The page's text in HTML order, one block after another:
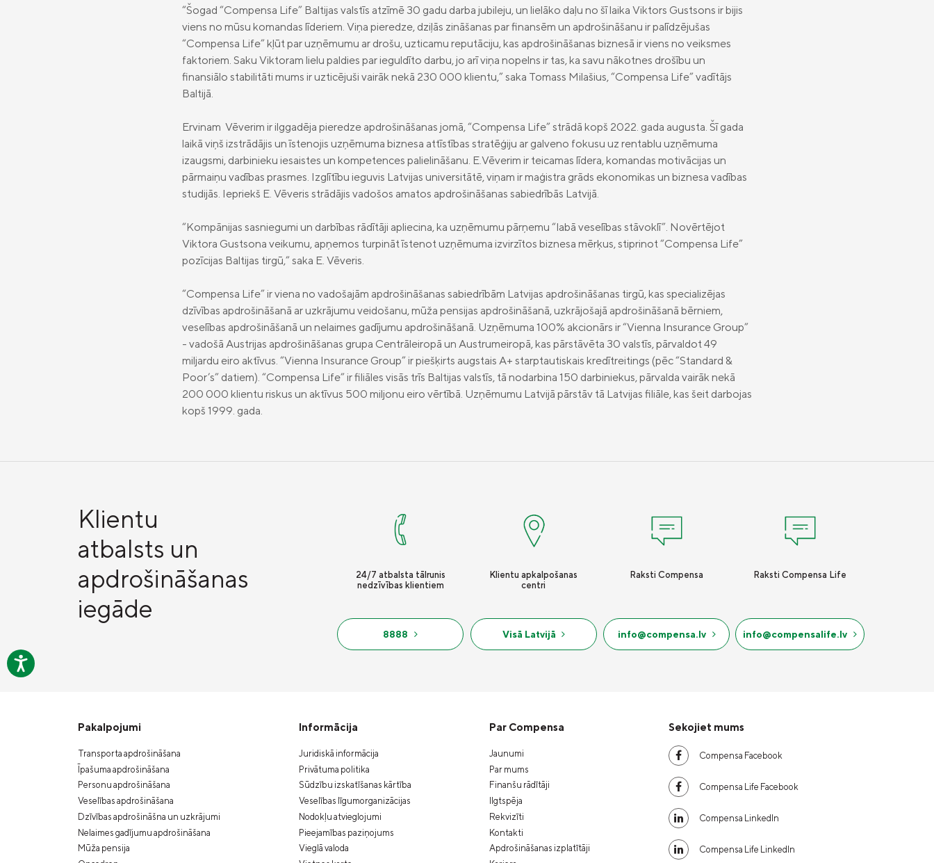
“Šogad “Compensa Life” Baltijas valstīs atzīmē 30 gadu darba jubileju, un lielāko daļu no šī laika Viktors Gustsons ir bijis
viens no mūsu komandas līderiem. Viņa pieredze, dziļās zināšanas par finansēm un apdrošināšanu ir palīdzējušas
“Compensa Life” kļūt par uzņēmumu ar drošu, uzticamu reputāciju, kas apdrošināšanas biznesā ir viens no veiksmes
faktoriem. Saku Viktoram lielu paldies par ieguldīto darbu, jo arī viņa nopelns ir tas, ka savu nākotnes drošību un
finansiālo stabilitāti mums ir uzticējuši vairāk nekā 230 000 klientu,” saka Tomass Milašius, “Compensa Life” vadītājs
Baltijā.
Ervinam Vēverim ir ilggadēja pieredze apdrošināšanas jomā, “Compensa Life” strādā kopš 2022. gada augusta. Šī gada
laikā viņš izstrādājis un īstenojis uzņēmuma biznesa attīstības stratēģiju ar galveno fokusu uz rentablu uzņēmuma
izaugsmi, darbinieku iesaistes un kompetences palielināšanu. E.Vēverim ir teicamas līdera, komandas motivācijas un
pārmaiņu vadības prasmes. Izglītību ieguvis Latvijas universitātē, viņam ir maģistra grāds ekonomikas un biznesa vadības
studijās. Iepriekš E. Vēveris strādājis vadošos amatos apdrošināšanas sabiedrībās Latvijā.
“Kompānijas sasniegumi un darbības rādītāji apliecina, ka uzņēmumu pārņemu “labā veselības stāvoklī”. Novērtējot
Viktora Gustsona veikumu, apņemos turpināt īstenot uzņēmuma izvirzītos biznesa mērķus, stiprinot “Compensa Life”
pozīcijas Baltijas tirgū,” saka E. Vēveris.
“Compensa Life” ir viena no vadošajām apdrošināšanas sabiedrībām Latvijas apdrošināšanas tirgū, kas specializējas
dzīvības apdrošināšanā ar uzkrājumu veidošanu, mūža pensijas apdrošināšanā, uzkrājošajā apdrošināšanā bērniem,
veselības apdrošināšanā un nelaimes gadījumu apdrošināšanā. Uzņēmuma 100% akcionārs ir “Vienna Insurance Group”
- vadošā Austrijas apdrošināšanas grupa Centrāleiropā un Austrumeiropā, kas pārstāvēta 30 valstīs, pārvaldot 49
miljardu eiro aktīvus. “Vienna Insurance Group” ir piešķirts augstais A+ starptautiskais kredītreitings (pēc “Standard &
Poor’s” datiem). “Compensa Life” ir filiāles visās trīs Baltijas valstīs, tā nodarbina 150 darbiniekus, pārvalda vairāk nekā
200 000 klientu riskus un aktīvus 500 miljonu eiro vērtībā. Uzņēmumu Latvijā pārstāv tā Latvijas filiāle, kas šeit darbojas
kopš 1999. gada.
Klientu
atbalsts un
apdrošināšanas
iegāde
24/7 atbalsta tālrunis
nedzīvības klientiem
8888
Klientu apkalpošanas
centri
Visā Latvijā
Raksti Compensa
info@compensa.lv
Raksti Compensa Life
info@compensalife.lv
Pakalpojumi
Transporta apdrošināšana
Īpašuma apdrošināšana
Personu apdrošināšana
Veselības apdrošināšana
Dzīvības apdrošināšna un uzkrājumi
Nelaimes gadījumu apdrošināšana
Mūža pensija
Informācija
Juridiskā informācija
Privātuma politika
Sūdzību izskatīšanas kārtība
Veselības līgumorganizācijas
Nodokļu atvieglojumi
Pieejamības paziņojums
Vieglā valoda
Par Compensa
Jaunumi
Par mums
Finanšu rādītāji
Ilgtspēja
Rekvizīti
Kontakti
Apdrošināšanas izplatītāji
Sekojiet mums
Compensa Facebook
Compensa Life Facebook
Compensa LinkedIn
Compensa Life LinkedIn